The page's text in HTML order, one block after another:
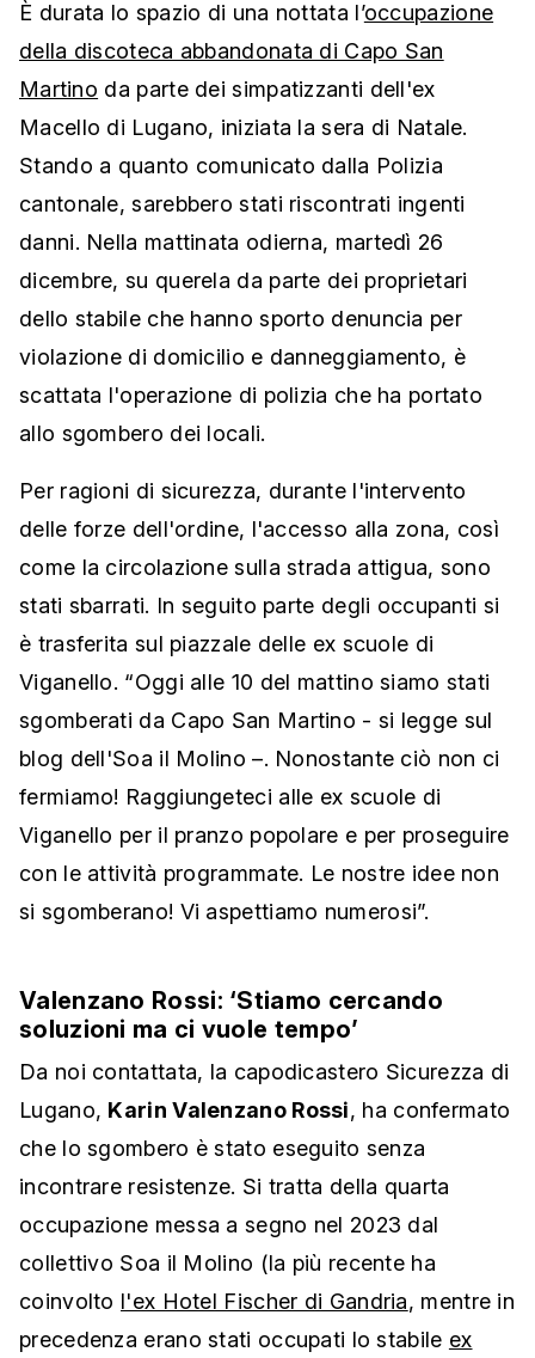
È durata lo spazio di una nottata l’occupazione
della discoteca abbandonata di Capo San
Martino da parte dei simpatizzanti dell'ex
Macello di Lugano, iniziata la sera di Natale.
Stando a quanto comunicato dalla Polizia
cantonale, sarebbero stati riscontrati ingenti
danni. Nella mattinata odierna, martedì 26
dicembre, su querela da parte dei proprietari
dello stabile che hanno sporto denuncia per
violazione di domicilio e danneggiamento, è
scattata l'operazione di polizia che ha portato
allo sgombero dei locali.
Per ragioni di sicurezza, durante l'intervento
delle forze dell'ordine, l'accesso alla zona, così
come la circolazione sulla strada attigua, sono
stati sbarrati. In seguito parte degli occupanti si
è trasferita sul piazzale delle ex scuole di
Viganello. “Oggi alle 10 del mattino siamo stati
sgomberati da Capo San Martino - si legge sul
blog dell'Soa il Molino –. Nonostante ciò non ci
fermiamo! Raggiungeteci alle ex scuole di
Viganello per il pranzo popolare e per proseguire
con le attività programmate. Le nostre idee non
si sgomberano! Vi aspettiamo numerosi”.
Valenzano Rossi: ‘Stiamo cercando
soluzioni ma ci vuole tempo’
Da noi contattata, la capodicastero Sicurezza di
Lugano, Karin Valenzano Rossi, ha confermato
che lo sgombero è stato eseguito senza
incontrare resistenze. Si tratta della quarta
occupazione messa a segno nel 2023 dal
collettivo Soa il Molino (la più recente ha
coinvolto l'ex Hotel Fischer di Gandria, mentre in
precedenza erano stati occupati lo stabile ex